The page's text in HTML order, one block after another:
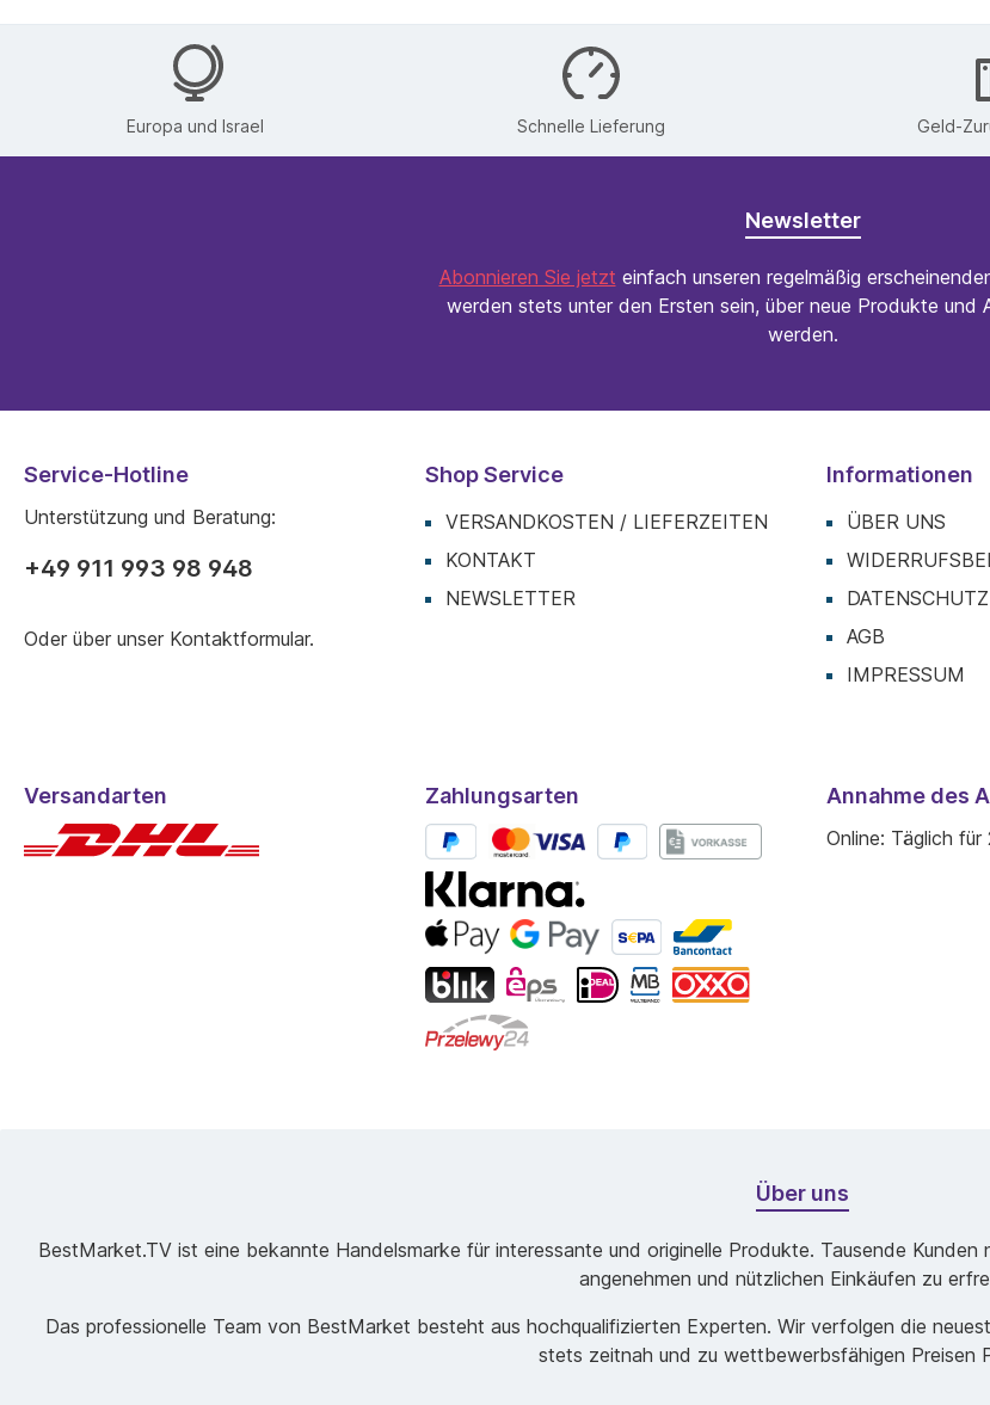
Europa und Israel Schnelle Lieferung Geld-
Newsletter
Abonnieren Sie jetzt einfach unseren regelmäßig
werden stets unter den Ersten sein, über neue Produkte und
werden.
Service-Hotline
Unterstützung und Beratung:
+49 911 993 98 948
Oder über unser Kontaktformular.
Shop Service
VERSANDKOSTEN / LIEFERZEITEN
KONTAKT
NEWSLETTER
Informationen
ÜBER UNS
DATENSCHUTZ
AGB
IMPRESSUM
Versandarten Zahlungsarten Annahme des
Online: Täglich
Über uns
BestMarket.TV ist eine bekannte Handelsmarke für interessante und originelle Produkte. Tausende
angenehmen und nützlichen Einkäufen zu
Das professionelle Team von BestMarket besteht aus hochqualifizierten Experten. Wir verfolgen die
stets zeitnah und zu wettbewerbsfähigen Preisen